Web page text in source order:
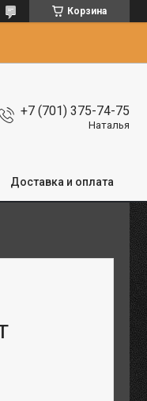
Корзина
+7 (701) 375-74-75
Наталья
Доставка и оплата